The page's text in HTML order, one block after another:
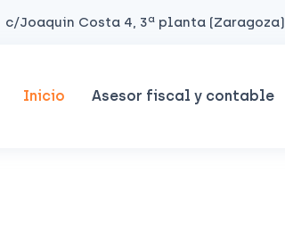
c/Joaquin Costa 4, 3ª planta (Zaragoza)
Inicio Asesor fiscal y contable